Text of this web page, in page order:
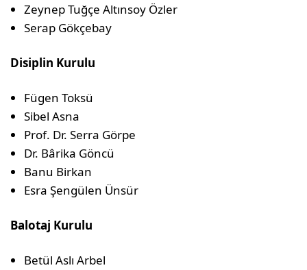
Zeynep Tuğçe Altınsoy Özler
Serap Gökçebay
Disiplin Kurulu
Fügen Toksü
Sibel Asna
Prof. Dr. Serra Görpe
Dr. Bârika Göncü
Banu Birkan
Esra Şengülen Ünsür
Balotaj Kurulu
Betül Aslı Arbel